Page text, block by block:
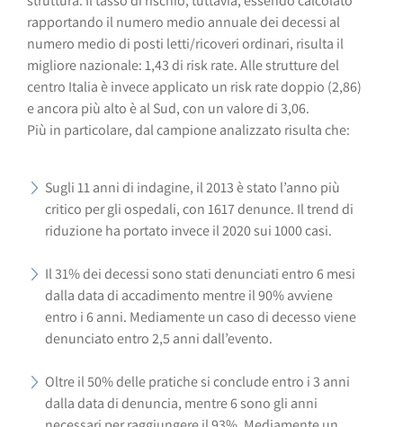
rapportando il numero medio annuale dei decessi al
numero medio di posti letti/ricoveri ordinari, risulta il
migliore nazionale: 1,43 di risk rate. Alle strutture del
centro Italia è invece applicato un risk rate doppio (2,86)
e ancora più alto è al Sud, con un valore di 3,06.
Più in particolare, dal campione analizzato risulta che:
Sugli 11 anni di indagine, il 2013 è stato l’anno più
critico per gli ospedali, con 1617 denunce. Il trend di
riduzione ha portato invece il 2020 sui 1000 casi.
Il 31% dei decessi sono stati denunciati entro 6 mesi
dalla data di accadimento mentre il 90% avviene
entro i 6 anni. Mediamente un caso di decesso viene
denunciato entro 2,5 anni dall’evento.
Oltre il 50% delle pratiche si conclude entro i 3 anni
dalla data di denuncia, mentre 6 sono gli anni